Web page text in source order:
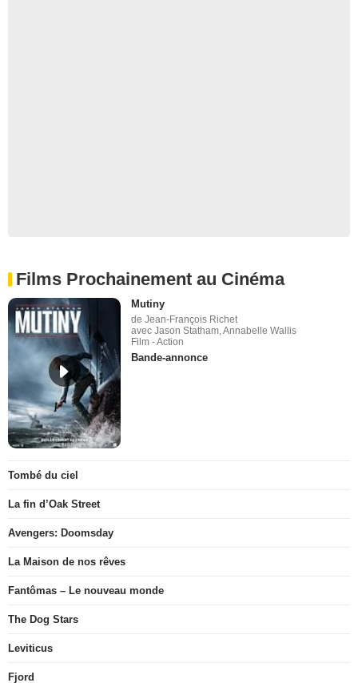
Films Prochainement au Cinéma
Mutiny
de Jean-François Richet
avec Jason Statham, Annabelle Wallis
Film - Action
Bande-annonce
Tombé du ciel
La fin d’Oak Street
Avengers: Doomsday
La Maison de nos rêves
Fantômas – Le nouveau monde
The Dog Stars
Leviticus
Fjord